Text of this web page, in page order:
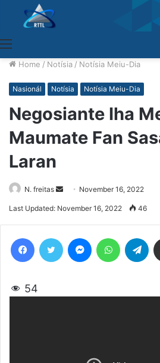
Home / Notísia / Notísia Meiu-Dia
Nasionál Notísia Notísia Meiu-Dia
Negosiante Iha
Maumate Fan
Laran
N. freitas
SendNovember 16, 2022
Last Updated: November 16, 2022 46
54